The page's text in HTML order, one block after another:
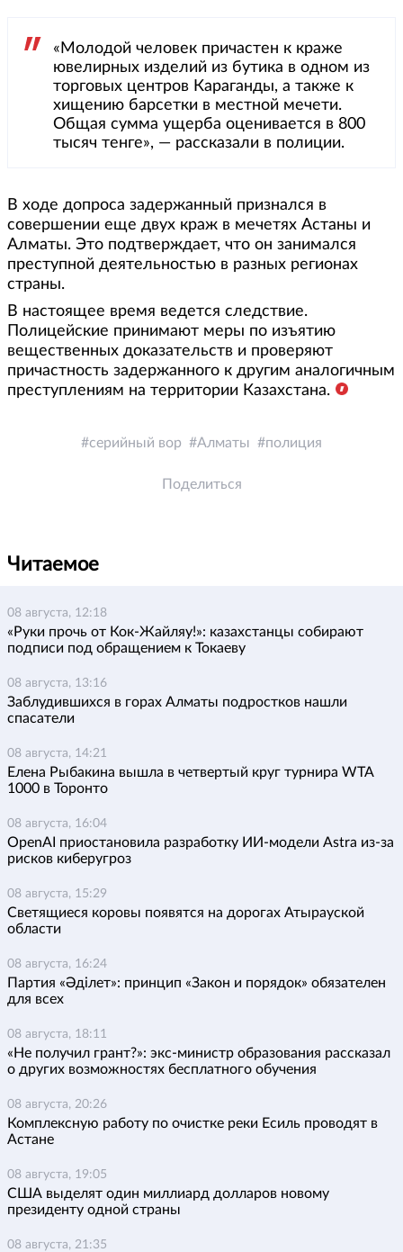
«Молодой человек причастен к краже
ювелирных изделий из бутика в одном из
торговых центров Караганды, а также к
хищению барсетки в местной мечети.
Общая сумма ущерба оценивается в 800
тысяч тенге», — рассказали в полиции.
В ходе допроса задержанный признался в
совершении еще двух краж в мечетях Астаны и
Алматы. Это подтверждает, что он занимался
преступной деятельностью в разных регионах
страны.
В настоящее время ведется следствие.
Полицейские принимают меры по изъятию
вещественных доказательств и проверяют
причастность задержанного к другим аналогичным
преступлениям на территории Казахстана.
серийный вор Алматы полиция
Поделиться
Читаемое
08 августа, 12:18
«Руки прочь от Кок-Жайляу!»: казахстанцы собирают
подписи под обращением к Токаеву
08 августа, 13:16
Заблудившихся в горах Алматы подростков нашли
спасатели
08 августа, 14:21
Елена Рыбакина вышла в четвертый круг турнира WTA
1000 в Торонто
08 августа, 16:04
OpenAI приостановила разработку ИИ-модели Astra из-за
рисков киберугроз
08 августа, 15:29
Светящиеся коровы появятся на дорогах Атырауской
области
08 августа, 16:24
Партия «Әділет»: принцип «Закон и порядок» обязателен
для всех
08 августа, 18:11
«Не получил грант?»: экс-министр образования рассказал
о других возможностях бесплатного обучения
08 августа, 20:26
Комплексную работу по очистке реки Есиль проводят в
Астане
08 августа, 19:05
США выделят один миллиард долларов новому
президенту одной страны
08 августа, 21:35